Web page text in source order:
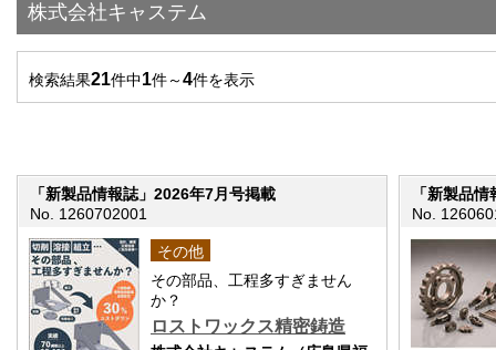
株式会社キャステム
検索結果21件中1件～4件を表示
「新製品情報誌」2026年7月号掲載
No. 1260702001
その他
その部品、工程多すぎません
か？
ロストワックス精密鋳造
「新製品
No.